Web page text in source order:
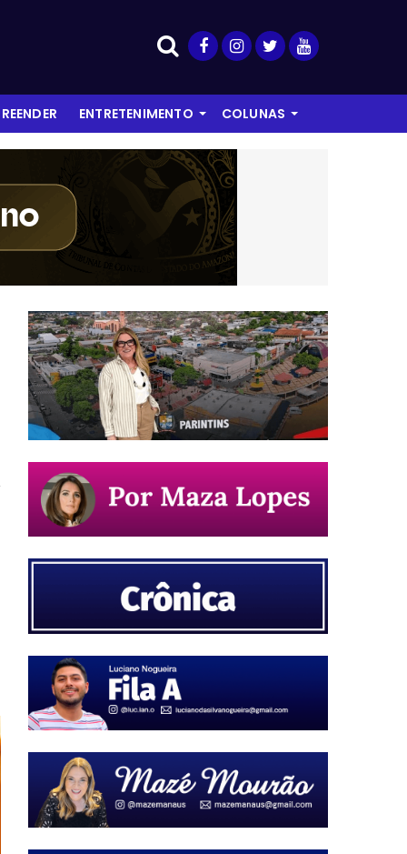
ENTRETENIMENTO COLUNAS